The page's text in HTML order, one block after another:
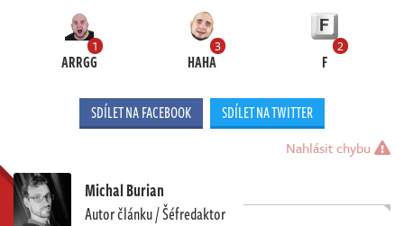
1
ARRGG
3
HAHA
2
F
SDÍLET NA FACEBOOK SDÍLET NA TWITTER
Nahlásit chybu
Michal Burian
Autor článku / Šéfredaktor